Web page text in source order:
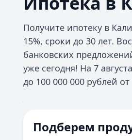
Получите ипотеку в
15%, сроки до 30 лет.
банковских
уже сегодня! На 7
до 100 000 000 рублей
Домклик
Цель ипотеки
Подберем